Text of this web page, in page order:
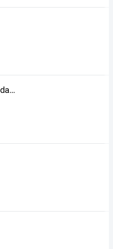
Des documents pédagogiques à partager pour le cycle 3